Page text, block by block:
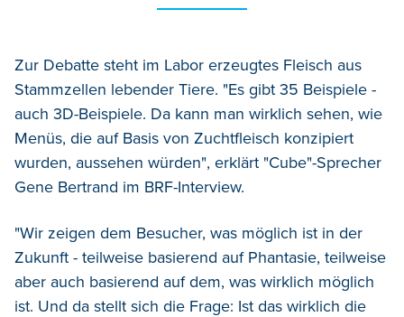
Zur Debatte steht im Labor erzeugtes Fleisch aus
Stammzellen lebender Tiere. "Es gibt 35 Beispiele -
auch 3D-Beispiele. Da kann man wirklich sehen, wie
Menüs, die auf Basis von Zuchtfleisch konzipiert
wurden, aussehen würden", erklärt "Cube"-Sprecher
Gene Bertrand im BRF-Interview.
"Wir zeigen dem Besucher, was möglich ist in der
Zukunft - teilweise basierend auf Phantasie, teilweise
aber auch basierend auf dem, was wirklich möglich
ist. Und da stellt sich die Frage: Ist das wirklich die